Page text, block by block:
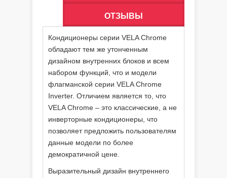
ОТЗЫВЫ
Кондиционеры серии VELA Chrome
обладают тем же утонченным
дизайном внутренних блоков и всем
набором функций, что и модели
флагманской серии VELA Chrome
Inverter. Отличием является то, что
VELA Chrome – это классические, а не
инверторные кондиционеры, что
позволяет предложить пользователям
данные модели по более
демократичной цене.
Выразительный дизайн внутреннего